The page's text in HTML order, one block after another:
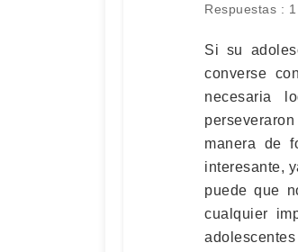
Respuestas : 1
Si su
converse
necesaria
manera de
interesante,
puede que
cualquier